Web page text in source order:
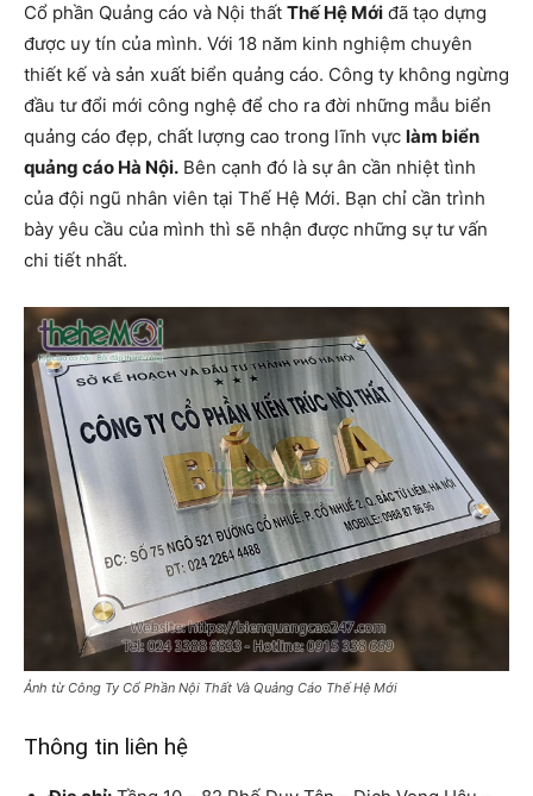
Cổ phần Quảng cáo và Nội thất Thế Hệ Mới đã tạo dựng
được uy tín của mình. Với 18 năm kinh nghiệm chuyên
thiết kế và sản xuất biển quảng cáo. Công ty không ngừng
đầu tư đổi mới công nghệ để cho ra đời những mẫu biển
quảng cáo đẹp, chất lượng cao trong lĩnh vực làm biển
quảng cáo Hà Nội. Bên cạnh đó là sự ân cần nhiệt tình
của đội ngũ nhân viên tại Thế Hệ Mới. Bạn chỉ cần trình
bày yêu cầu của mình thì sẽ nhận được những sự tư vấn
chi tiết nhất.
Ảnh từ Công Ty Cổ Phần Nội Thất Và Quảng Cáo Thế Hệ Mới
Thông tin liên hệ